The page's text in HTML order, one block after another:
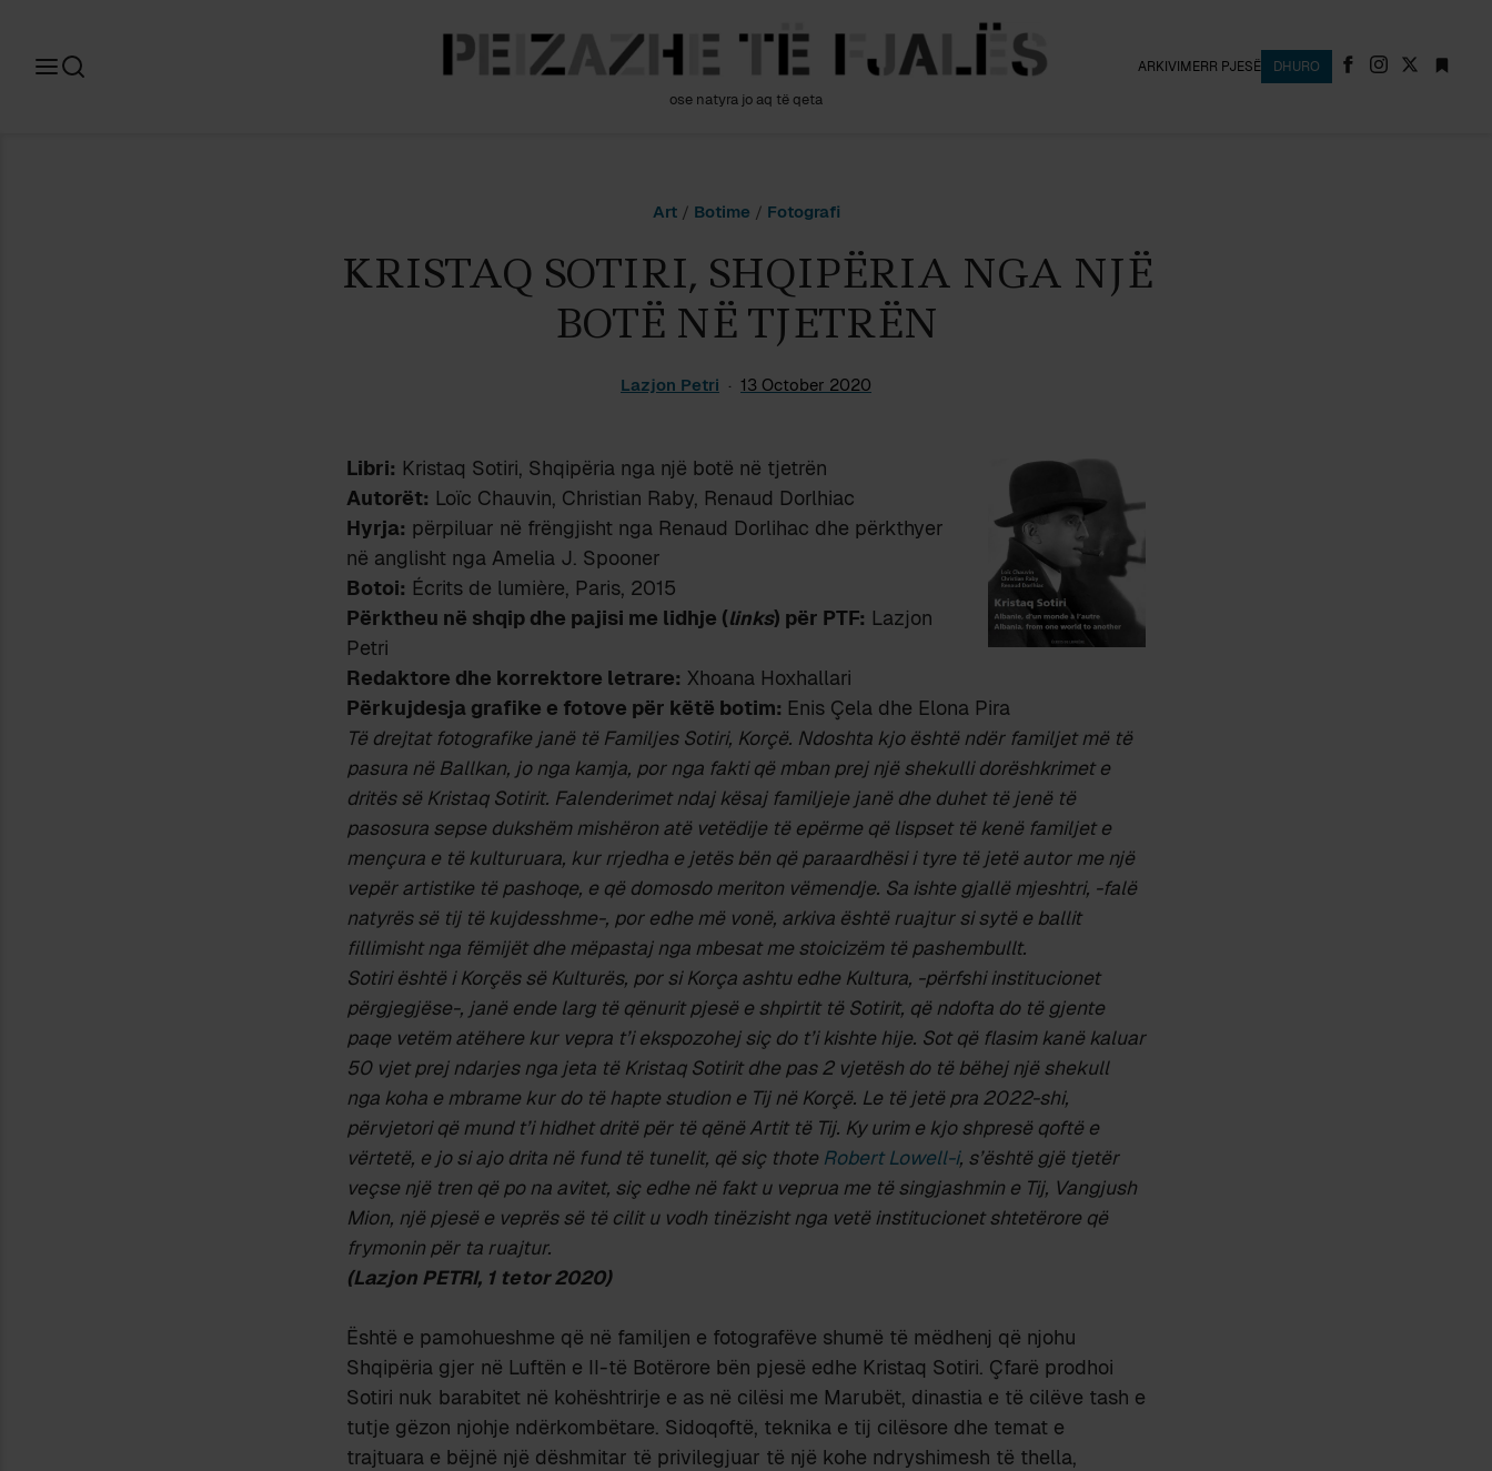
ose natyra jo aq të qeta
ARKIVIMERR PJESË DHURO
Art/ Botime / Fotografi
KRISTAQ SOTIRI, SHQIPËRIA NGA NJË
BOTË NË TJETRËN
Lazjon Petri 13 October 2020
Libri: Kristaq Sotiri, Shqipëria nga një botë në tjetrën
Autorët: Loïc Chauvin, Christian Raby, Renaud Dorlhiac
Hyrja: përpiluar në frëngjisht nga Renaud Dorlihac dhe përkthyer
në anglisht nga Amelia J. Spooner
Botoi: Écrits de lumière, Paris, 2015
Përktheu në shqip dhe pajisi me lidhje (links) për PTF: Lazjon
Petri
Redaktore dhe korrektore letrare: Xhoana Hoxhallari
Përkujdesja grafike e fotove për këtë botim: Enis Çela dhe Elona Pira
Të drejtat fotografike janë të Familjes Sotiri, Korçë. Ndoshta kjo është ndër familjet më të
pasura në Ballkan, jo nga kamja, por nga fakti që mban prej një shekulli dorëshkrimet e
dritës së Kristaq Sotirit. Falenderimet ndaj kësaj familjeje janë dhe duhet të jenë të
pasosura sepse dukshëm mishëron atë vetëdije të epërme që lispset të kenë familjet e
mençura e të kulturuara, kur rrjedha e jetës bën që paraardhësi i tyre të jetë autor me një
vepër artistike të pashoqe, e që domosdo meriton vëmendje. Sa ishte gjallë mjeshtri, -falë
natyrës së tij të kujdesshme-, por edhe më vonë, arkiva është ruajtur si sytë e ballit
fillimisht nga fëmijët dhe mëpastaj nga mbesat me stoicizëm të pashembullt.
Sotiri është i Korçës së Kulturës, por si Korça ashtu edhe Kultura, -përfshi institucionet
përgjegjëse-, janë ende larg të qënurit pjesë e shpirtit të Sotirit, që ndofta do të gjente
paqe vetëm atëhere kur vepra t’i ekspozohej siç do t’i kishte hije. Sot që flasim kanë kaluar
50 vjet prej ndarjes nga jeta të Kristaq Sotirit dhe pas 2 vjetësh do të bëhej një shekull
nga koha e mbrame kur do të hapte studion e Tij në Korçë. Le të jetë pra 2022-shi,
përvjetori që mund t’i hidhet dritë për të qënë Artit të Tij. Ky urim e kjo shpresë qoftë e
vërtetë, e jo si ajo drita në fund të tunelit, që siç thote Robert Lowell-i, s’është gjë tjetër
veçse një tren që po na avitet, siç edhe në fakt u veprua me të singjashmin e Tij, Vangjush
Mion, një pjesë e veprës së të cilit u vodh tinëzisht nga vetë institucionet shtetërore që
frymonin për ta ruajtur.
(Lazjon PETRI, 1 tetor 2020)
Është e pamohueshme që në familjen e fotografëve shumë të mëdhenj që njohu
Shqipëria gjer në Luftën e II-të Botërore bën pjesë edhe Kristaq Sotiri. Çfarë prodhoi
Sotiri nuk barabitet në kohështrirje e as në cilësi me Marubët, dinastia e të cilëve tash e
tutje gëzon njohje ndërkombëtare. Sidoqoftë, teknika e tij cilësore dhe temat e
trajtuara e bëjnë një dëshmitar të privilegjuar të një kohe ndryshimesh të thella,